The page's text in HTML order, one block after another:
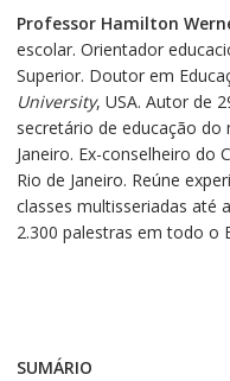
Professor Hamilton
escolar. Orientador
Superior. Doutor em
University, USA. Autor de
secretário de educação do
Janeiro. Ex-conselheiro do
Rio de Janeiro. Reúne
classes multisseriadas até
2.300 palestras em todo o
SUMÁRIO